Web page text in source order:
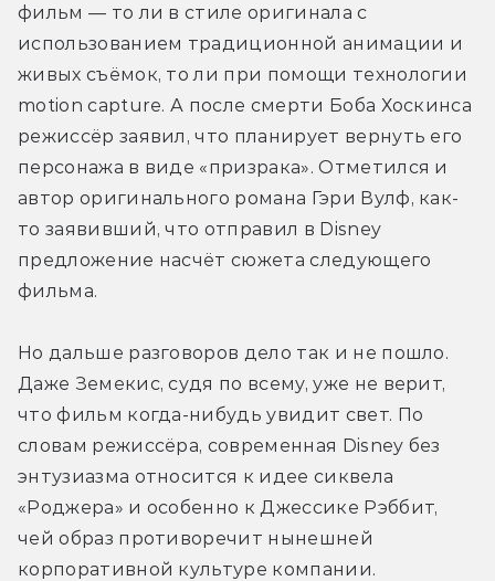
фильм — то ли в стиле оригинала с
использованием традиционной анимации и
живых съёмок, то ли при помощи технологии
motion capture. А после смерти Боба Хоскинса
режиссёр заявил, что планирует вернуть его
персонажа в виде «призрака». Отметился и
автор оригинального романа Гэри Вулф, как-
то заявивший, что отправил в Disney
предложение насчёт сюжета следующего
фильма.
Но дальше разговоров дело так и не пошло.
Даже Земекис, судя по всему, уже не верит,
что фильм когда-нибудь увидит свет. По
словам режиссёра, современная Disney без
энтузиазма относится к идее сиквела
«Роджера» и особенно к Джессике Рэббит,
чей образ противоречит нынешней
корпоративной культуре компании.